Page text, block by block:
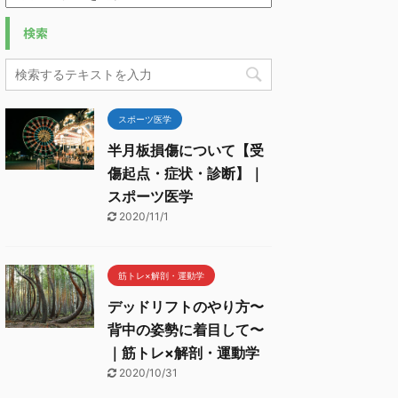
検索
スポーツ医学
半月板損傷について【受
傷起点・症状・診断】｜
スポーツ医学
2020/11/1
筋トレ×解剖・運動学
デッドリフトのやり方〜
背中の姿勢に着目して〜
｜筋トレ×解剖・運動学
2020/10/31